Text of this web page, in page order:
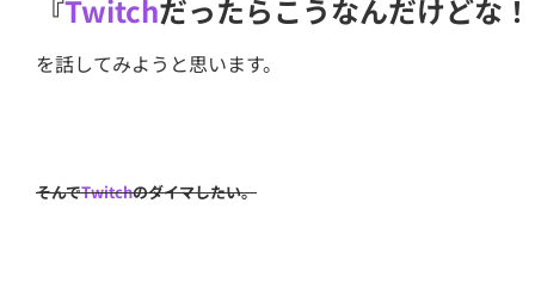
『Twitchだったらこうなんだけどな！
を話してみようと思います。
そんでTwitchのダイマしたい。